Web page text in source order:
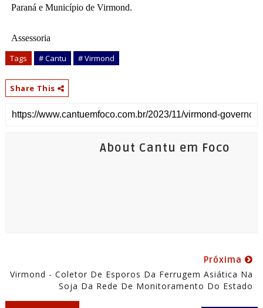
Paraná e Município de Virmond.
Assessoria
Tags # Cantu # Virmond
Share This
About Cantu em Foco
Próxima
Virmond - Coletor De Esporos Da Ferrugem Asiática Na
Soja Da Rede De Monitoramento Do Estado